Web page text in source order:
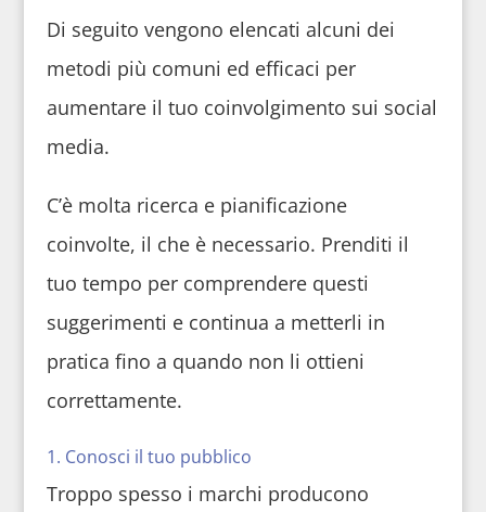
Di seguito vengono elencati alcuni dei
metodi più comuni ed efficaci per
aumentare il tuo coinvolgimento sui social
media.
C’è molta ricerca e pianificazione
coinvolte, il che è necessario. Prenditi il
tuo tempo per comprendere questi
suggerimenti e continua a metterli in
pratica fino a quando non li ottieni
correttamente.
1. Conosci il tuo pubblico
Troppo spesso i marchi producono